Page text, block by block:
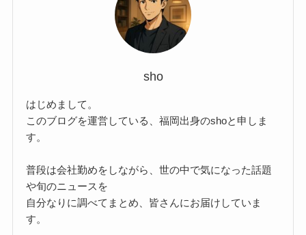
sho
はじめまして。
このブログを運営している、福岡出身のshoと申しま
す。
普段は会社勤めをしながら、世の中で気になった話題
や旬のニュースを
自分なりに調べてまとめ、皆さんにお届けしていま
す。